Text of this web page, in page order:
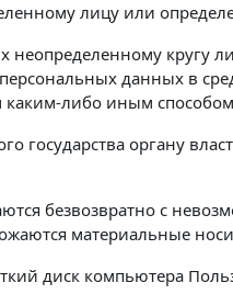
лицу или
кругу
данных в
каким-либо иным
органу
безвозвратно с
материальные
диск компьютера